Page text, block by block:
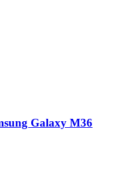
Galaxy M36